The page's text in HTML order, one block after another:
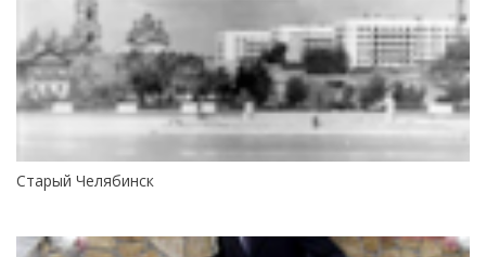
Старый Челябинск